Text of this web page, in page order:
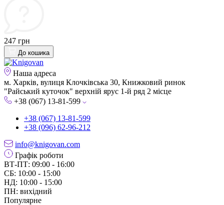
247 грн
До кошика
Наша адреса
м. Харків, вулиця Клочківська 30, Книжковий ринок
"Райський куточок" верхній ярус 1-й ряд 2 місце
+38 (067) 13-81-599
+38 (067) 13-81-599
+38 (096) 62-96-212
info@knigovan.com
Графік роботи
ВТ-ПТ: 09:00 - 16:00
СБ: 10:00 - 15:00
НД: 10:00 - 15:00
ПН: вихідний
Популярне